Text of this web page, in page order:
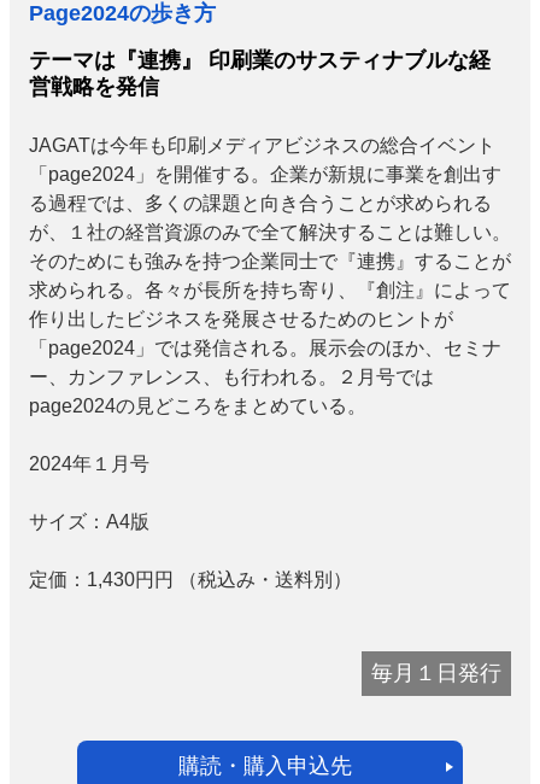
Page2024の歩き方
テーマは『連携』 印刷業のサスティナブルな経
営戦略を発信
JAGATは今年も印刷メディアビジネスの総合イベント
「page2024」を開催する。企業が新規に事業を創出す
る過程では、多くの課題と向き合うことが求められる
が、１社の経営資源のみで全て解決することは難しい。
そのためにも強みを持つ企業同士で『連携』することが
求められる。各々が長所を持ち寄り、『創注』によって
作り出したビジネスを発展させるためのヒントが
「page2024」では発信される。展示会のほか、セミナ
ー、カンファレンス、も行われる。２月号では
page2024の見どころをまとめている。
2024年１月号
サイズ： A4版
定価： 1,430円 円 （税込み・送料別）
毎月１日発行
購読・購入申込先